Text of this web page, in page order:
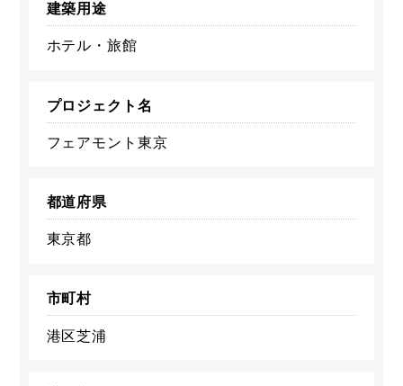
建築用途
ホテル・旅館
プロジェクト名
フェアモント東京
都道府県
東京都
市町村
港区芝浦